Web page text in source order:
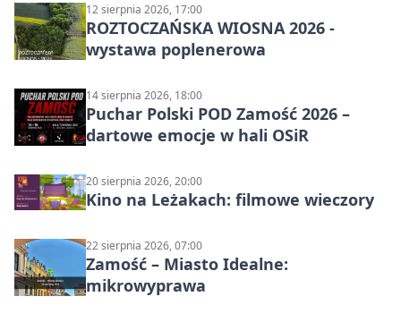
12 sierpnia 2026, 17:00
ROZTOCZAŃSKA WIOSNA 2026 -
wystawa poplenerowa
14 sierpnia 2026, 18:00
Puchar Polski POD Zamość 2026 –
dartowe emocje w hali OSiR
20 sierpnia 2026, 20:00
Kino na Leżakach: filmowe wieczory
22 sierpnia 2026, 07:00
Zamość – Miasto Idealne:
mikrowyprawa